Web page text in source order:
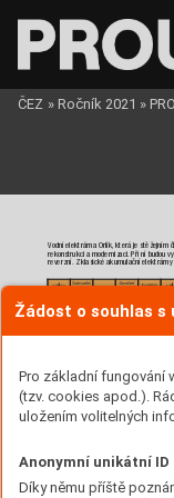
Žádost o souhlas
Pro základní fungování
(tzv. cookies apod.).
uložením volitelných
Anonymní unikátní ID
Díky němu příště
Vodní elektrárna Orlík, která je stěžejním č
rekonstrukci a modernizaci. Při ní budou
reverzní. Zklasické akumulační elektrárny
ČEZ » Ročník 2021 »